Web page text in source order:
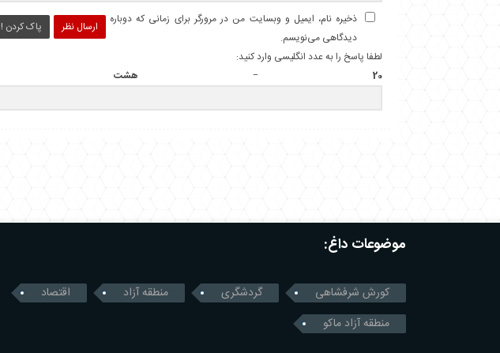
ارسال نظر پاک کردن !
ذخیره نام، ایمیل و وبسایت من در مرورگر برای زمانی که دوباره
دیدگاهی می‌نویسم.
لطفا پاسخ را به عدد انگلیسی وارد کنید:
20 − هشت =
موضوعات داغ:
کورش شرفشاهی گردشگری منطقه آزاد
اقتصاد
منطقه آزاد ماکو